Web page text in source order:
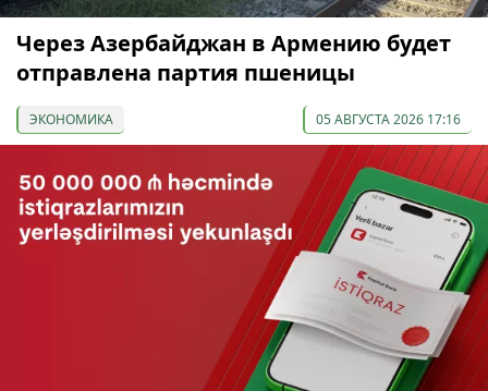
Через Азербайджан в Армению будет
отправлена партия пшеницы
ЭКОНОМИКА 05 АВГУСТА 2026 17:16